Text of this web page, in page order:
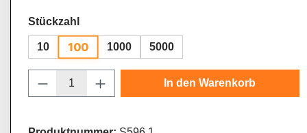
Stückzahl auswählen
10 100 1000 5000
Produkt Anzahl: Gib den gewünschten
In den Warenkorb